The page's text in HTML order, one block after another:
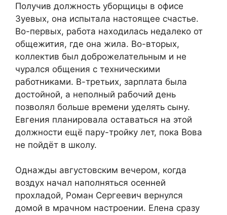
Получив должность уборщицы в офисе
Зуевых, она испытала настоящее счастье.
Во-первых, работа находилась недалеко от
общежития, где она жила. Во-вторых,
коллектив был доброжелательным и не
чурался общения с техническими
работниками. В-третьих, зарплата была
достойной, а неполный рабочий день
позволял больше времени уделять сыну.
Евгения планировала оставаться на этой
должности ещё пару-тройку лет, пока Вова
не пойдёт в школу.
Однажды августовским вечером, когда
воздух начал наполняться осенней
прохладой, Роман Сергеевич вернулся
домой в мрачном настроении. Елена сразу